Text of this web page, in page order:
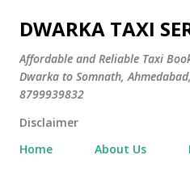
Skip to
DWARKA TAXI
Affordable and Reliable Taxi
Dwarka to Somnath,
8799939832
Disclaimer
Home
About Us